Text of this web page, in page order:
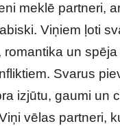
meklē partneri,
Viņiem ļoti
romantika un
Svarus
izjūtu, gaumi un
vēlas partneri,